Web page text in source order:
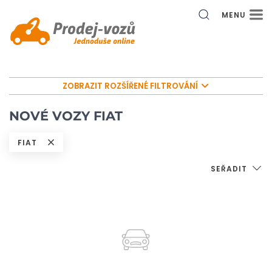
MENU
ZOBRAZIT ROZŠÍŘENÉ FILTROVÁNÍ
NOVÉ VOZY FIAT
FIAT
SEŘADIT